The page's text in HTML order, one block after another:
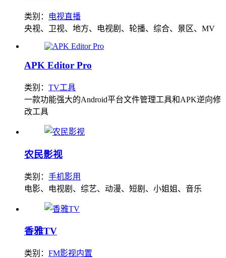
类别：
电视直播
央视、卫视、地方、电视剧、轮播、综合、景区、MV
APK Editor Pro
类别： TV工具
一款功能强大的Android平台文件管理工具和APK逆向修
改工具
农民影视
类别： 手机影用
电影、电视剧、综艺、动漫、短剧、小姐姐、音乐
香雅TV
类别： FM影视内置